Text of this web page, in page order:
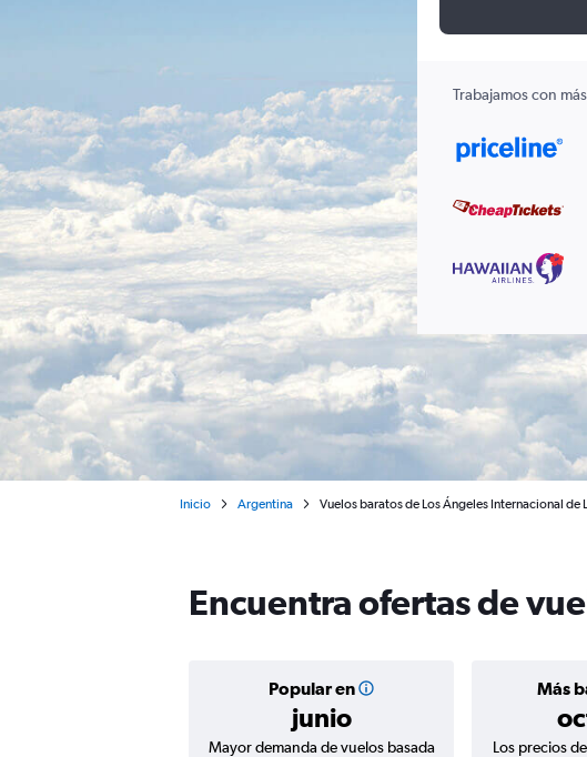
Trabajamos con
Inicio Argentina Vuelos baratos de Los Ángeles Internacional de
Encuentra ofertas de
Popular en
junio
Más
Mayor demanda de vuelos basada
Los precios